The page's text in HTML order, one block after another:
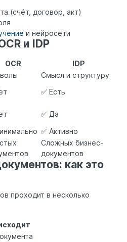
(счёт, договор, акт)
и нейросети
и IDP
OCR
IDP
Смысл и структуру
✅ Есть
✅ Да
✅ Активно
Сложных бизнес-
документов
как это
проходит в несколько